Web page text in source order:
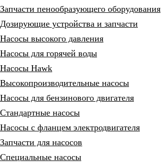
Запчасти пенообразующего оборудования
Дозирующие устройства и запчасти
Насосы высокого давления
Насосы для горячей воды
Насосы Hawk
Высокопроизводительные насосы
Насосы для бензинового двигателя
Стандартные насосы
Насосы с фланцем электродвигателя
Запчасти для насосов
Специальные насосы